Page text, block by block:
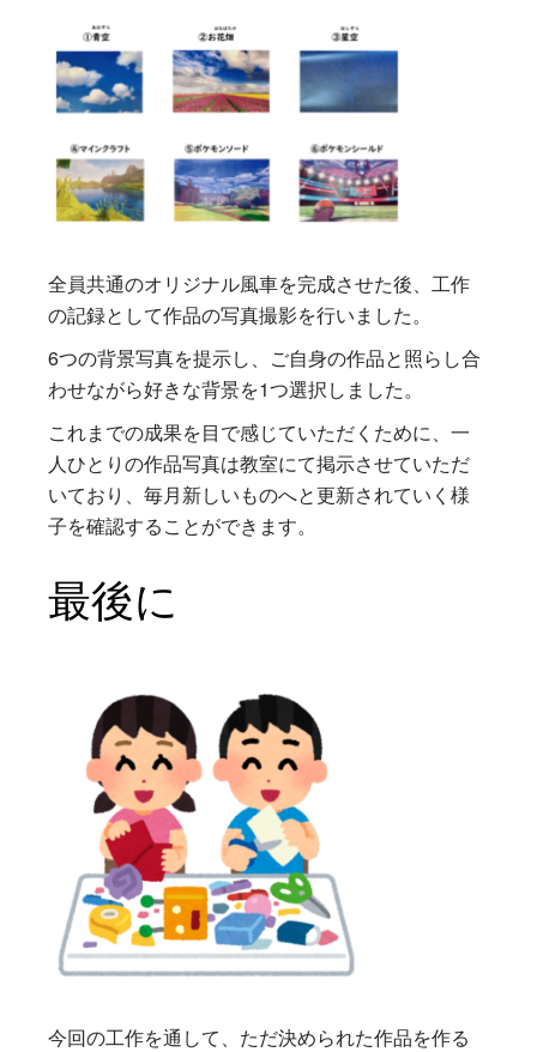
全員共通のオリジナル風車を完成させた後、工作
の記録として作品の写真撮影を行いました。
6つの背景写真を提示し、ご自身の作品と照らし合
わせながら好きな背景を1つ選択しました。
これまでの成果を目で感じていただくために、一
人ひとりの作品写真は教室にて掲示させていただ
いており、毎月新しいものへと更新されていく様
子を確認することができます。
最後に
今回の工作を通して、ただ決められた作品を作る